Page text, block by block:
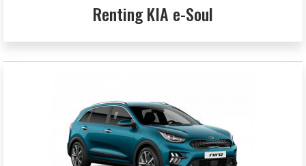
Renting KIA e-Soul